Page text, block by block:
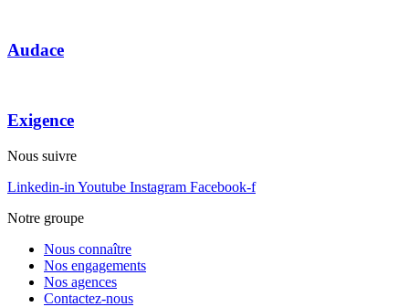
Audace
Exigence
Nous suivre
Linkedin-in Youtube Instagram Facebook-f
Notre groupe
Nous connaître
Nos engagements
Nos agences
Contactez-nous